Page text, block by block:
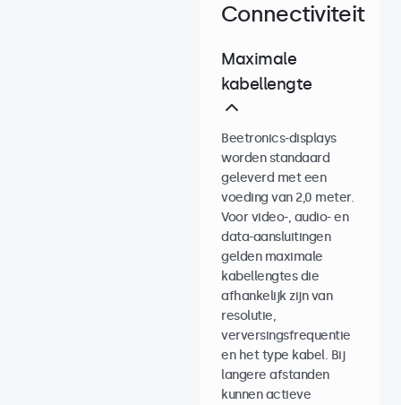
Connectiviteit
Maximale
kabellengte
Beetronics-displays
worden standaard
geleverd met een
voeding van 2,0 meter.
Voor video-, audio- en
data-aansluitingen
gelden maximale
kabellengtes die
afhankelijk zijn van
resolutie,
verversingsfrequentie
en het type kabel. Bij
langere afstanden
kunnen actieve